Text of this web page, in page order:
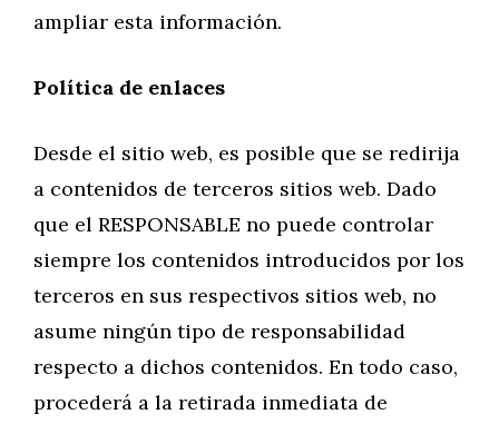
ampliar esta información.
Política de enlaces
Desde el sitio web, es posible que se redirija
a contenidos de terceros sitios web. Dado
que el RESPONSABLE no puede controlar
siempre los contenidos introducidos por los
terceros en sus respectivos sitios web, no
asume ningún tipo de responsabilidad
respecto a dichos contenidos. En todo caso,
procederá a la retirada inmediata de